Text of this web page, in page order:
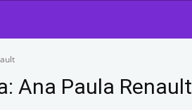
Ana Paula Renault